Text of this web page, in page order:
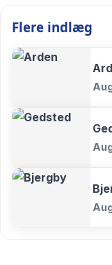
Flere indlæg